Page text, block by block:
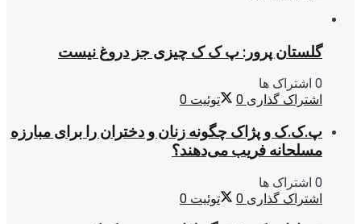
گلستان پرور: پ ک ک چیزی جز دروغ نیست
0 اشتراک ها
اشتراک گذاری 0 توئیت 0
پ.ک.ک و پژاک چگونه زنان و دختران را برای مبارزه
مسلحانه فریب می‌دهند؟
0 اشتراک ها
اشتراک گذاری 0 توئیت 0